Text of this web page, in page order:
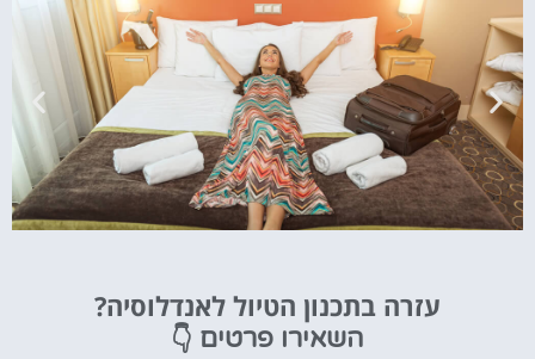
מציאת מלון
עזרה בתכנון הטיול לאנדלוסיה?
השאירו פרטים 👇